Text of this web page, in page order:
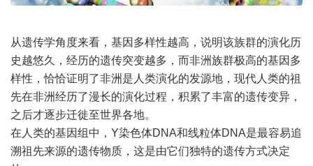
从遗传学角度来看，基因多样性越高，说明该族群的演化历
史越悠久，经历的遗传突变越多，而非洲族群极高的基因多
样性，恰恰证明了非洲是人类演化的发源地，现代人类的祖
先在非洲经历了漫长的演化过程，积累了丰富的遗传变异，
之后才逐步迁徙至世界各地。
在人类的基因组中，Y染色体DNA和线粒体DNA是最容易追
溯祖先来源的遗传物质，这是由它们独特的遗传方式决定